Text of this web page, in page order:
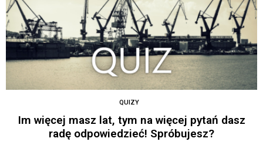
QUIZY
Im więcej masz lat, tym na więcej pytań dasz
radę odpowiedzieć! Spróbujesz?